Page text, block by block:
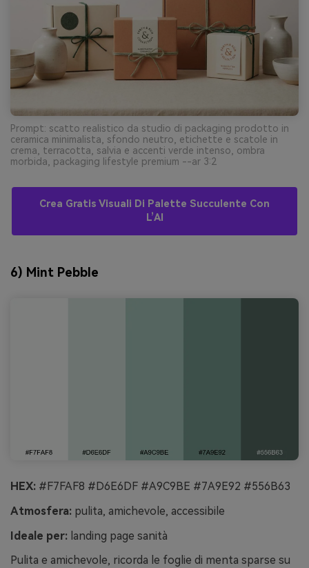
Prompt: scatto realistico da studio di packaging prodotto in
ceramica minimalista, sfondo neutro, etichette e scatole in
crema, terracotta, salvia e accenti verde intenso, ombra
morbida, packaging lifestyle premium --ar 3:2
Crea Gratis Visuali Di Palette Succulente Con
L’AI
6) Mint Pebble
HEX: #F7FAF8 #D6E6DF #A9C9BE #7A9E92 #556B63
Atmosfera: pulita, amichevole, accessibile
Ideale per: landing page sanità
Pulita e amichevole, ricorda le foglie di menta sparse su